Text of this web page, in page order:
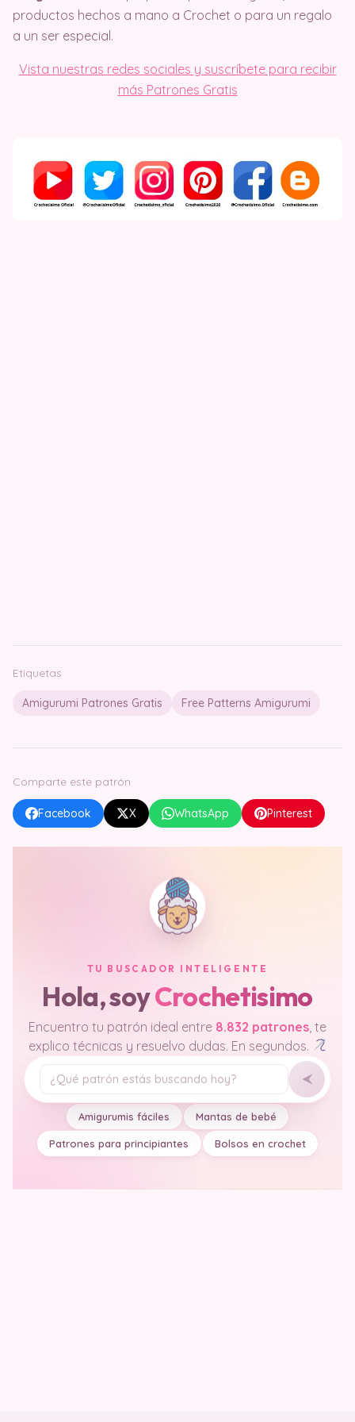
productos hechos a mano a Crochet o para un regalo
a un ser especial.
Vista nuestras redes sociales y suscríbete para recibir
más Patrones Gratis
Etiquetas
Amigurumi Patrones Gratis Free Patterns Amigurumi
Comparte este patrón
Facebook X WhatsApp Pinterest
TU BUSCADOR INTELIGENTE
Hola, soyCrochetisimo
Encuentro tu patrón ideal entre 8.832 patrones , te
explico técnicas y resuelvo dudas. En segundos.
Tu pregunta
Amigurumis fáciles Mantas de bebé
Patrones para principiantes Bolsos en crochet